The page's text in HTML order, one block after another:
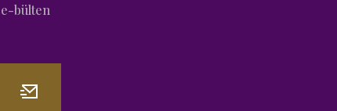
bülten